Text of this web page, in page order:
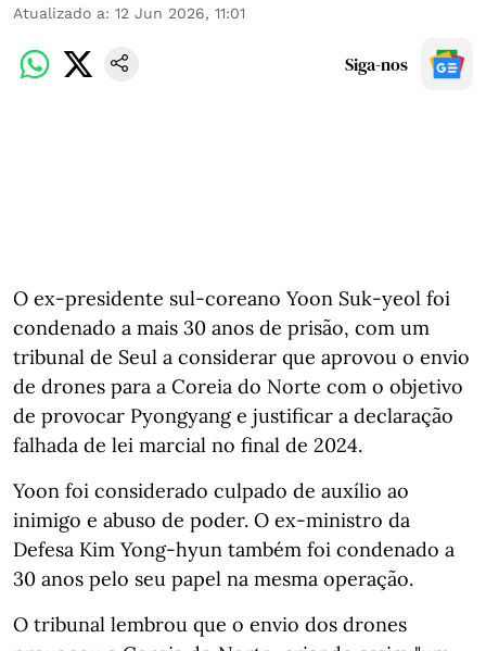
Atualizado a: 12 Jun 2026, 11:01
Siga-nos
O ex-presidente sul-coreano Yoon Suk-yeol foi
condenado a mais 30 anos de prisão, com um
tribunal de Seul a considerar que aprovou o envio
de drones para a Coreia do Norte com o objetivo
de provocar Pyongyang e justificar a declaração
falhada de lei marcial no final de 2024.
Yoon foi considerado culpado de auxílio ao
inimigo e abuso de poder. O ex-ministro da
Defesa Kim Yong-hyun também foi condenado a
30 anos pelo seu papel na mesma operação.
O tribunal lembrou que o envio dos drones